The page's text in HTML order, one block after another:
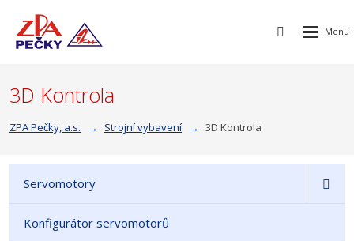
Vyhledávání
Rozbalení
3D Kontrola
ZPA Pečky, a.s. Strojní vybavení 3D Kontrola
Servomotory
Konfigurátor servomotorů